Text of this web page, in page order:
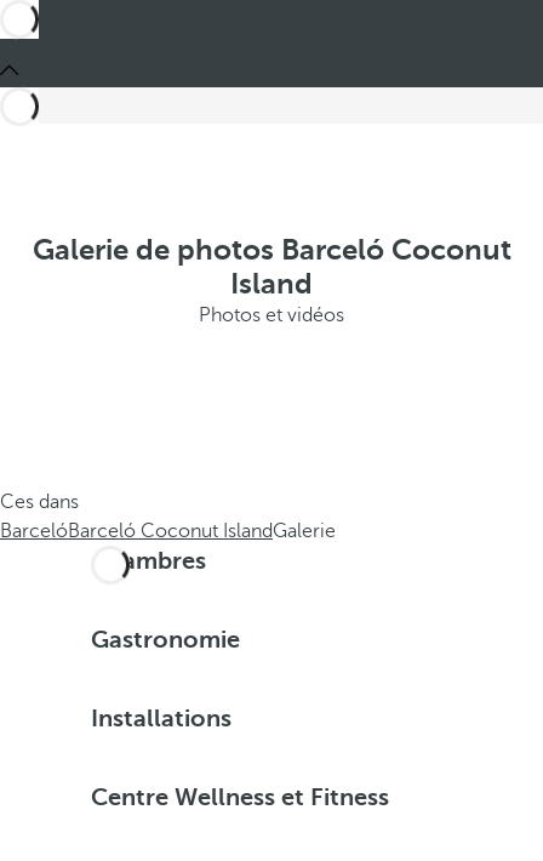
Galerie de photos Barceló Coconut
Island
Photos et vidéos
Ces dans
BarcelóBarceló Coconut IslandGalerie
Chambres
Gastronomie
Installations
Centre Wellness et Fitness